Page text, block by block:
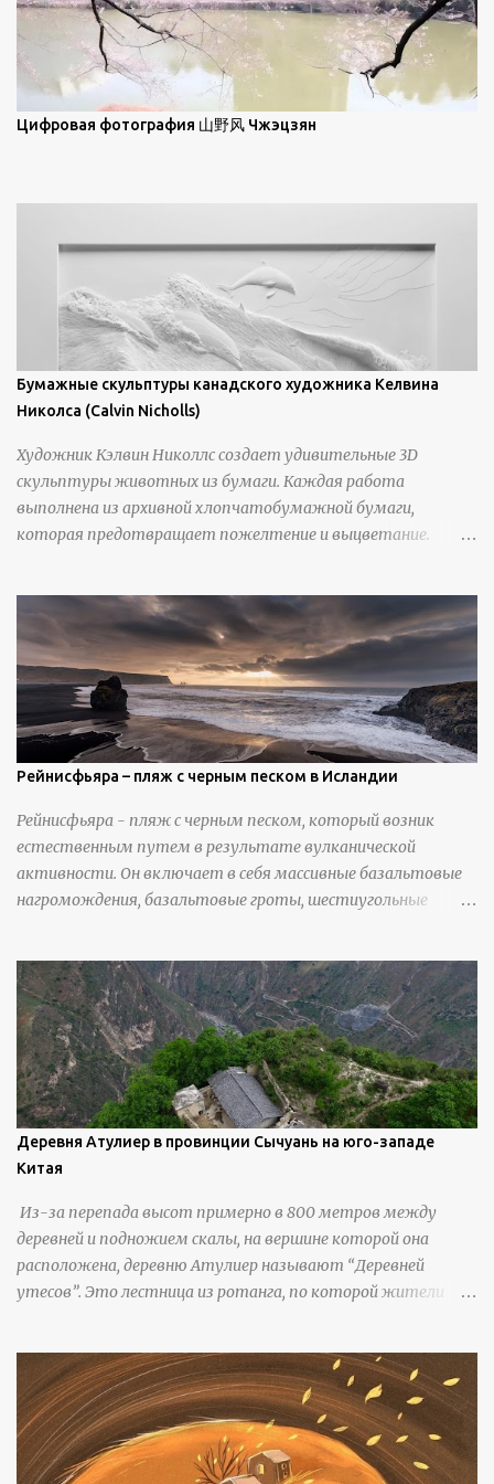
элегантность живописи с реалиями современной жизни. В
некотором смысле, персонажи его картин предлагают
зрителям незаконченный рассказ, который усиливается его
уникальной манерой использования освещения". Для
просмотра всех работ, посетите страницу –
Цифровая фотография 山野风 Чжэцзян
Бумажные скульптуры канадского художника Келвина
Николса (Calvin Nicholls)
Художник Кэлвин Николлс создает удивительные 3D
скульптуры животных из бумаги. Каждая работа
выполнена из архивной хлопчатобумажной бумаги,
которая предотвращает пожелтение и выцветание.
инструменты для текстурирования, чтобы точно
вылепить каждую деталь. источник
https://calvinnicholls.com/
Рейнисфьяра – пляж с черным песком в Исландии
Рейнисфьяра - пляж с черным песком, который возник
естественным путем в результате вулканической
активности. Он включает в себя массивные базальтовые
нагромождения, базальтовые гроты, шестиугольные
Деревня Атулиер в провинции Сычуань на юго-западе
Китая
Из-за перепада высот примерно в 800 метров между
деревней и подножием скалы, на вершине которой она
расположена, деревню Атулиер называют “Деревней
утесов”. Это лестница из ротанга, по которой жители
стальными лестницами с защитными перилами, и
передвижение детей и жителей деревни было улучшено.
Подъем от подножия горы до вершины занимает до 4
часов. По словам местных жителей, их предки мигрировали
в деревню, поскольку обнаружили, что в этом месте